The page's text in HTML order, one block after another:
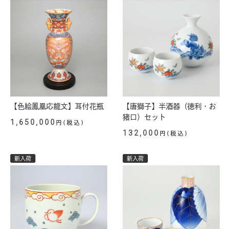
【色絵鳳凰応龍文】耳付花瓶
1,650,000 円(税込)
【唐獅子】半酒器（徳利・お
猪口）セット
132,000 円(税込)
新入荷 新入荷